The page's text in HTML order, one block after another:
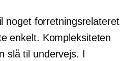
noget forretningsrelateret
enkelt. Kompleksiteten
slå til undervejs. I